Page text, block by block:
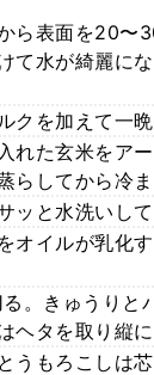
ら表面を20〜
て水が綺麗に
クを加えて一晩
れた玄米をア
らしてから冷ま
ッと水洗いして
オイルが乳化
。きゅうりと
ヘタを取り縦に
うもろこしは芯